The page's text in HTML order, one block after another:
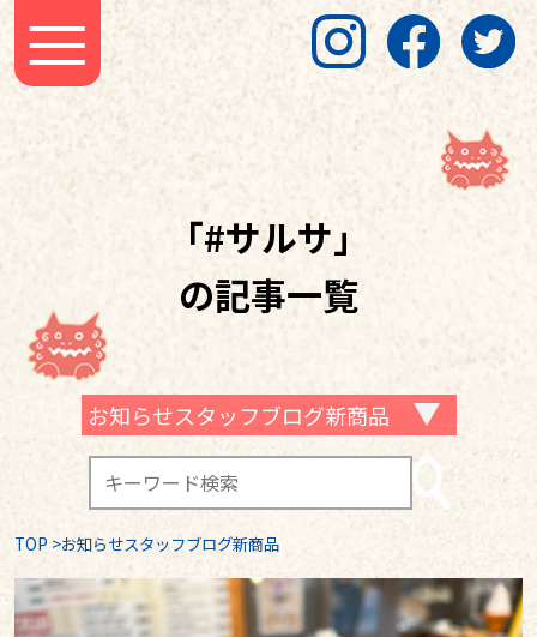
「#サルサ」
の記事一覧
お知らせスタッフブログ新商品
TOP >お知らせスタッフブログ新商品